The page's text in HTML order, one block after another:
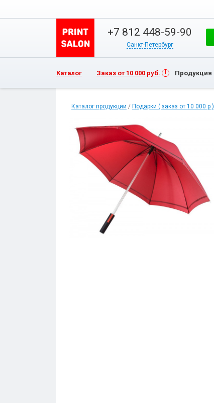
+7 812 448-59-90
Санкт-Петербург
Каталог Заказ от 10 000 руб. Продукция
Каталог продукции / Подарки ( заказ от 10 000 р )